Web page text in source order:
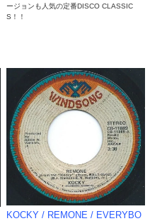
ージョンも人気の定番DISCO CLASSIC
S！！
KOCKY / REMONE / EVERYBO